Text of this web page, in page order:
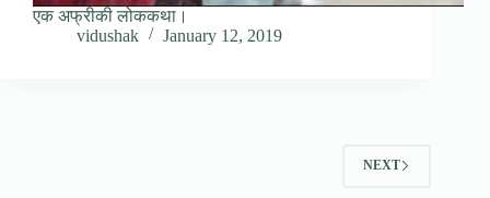
एक अफ्रीकी लोककथा।
vidushak
January 12, 2019
NEXT